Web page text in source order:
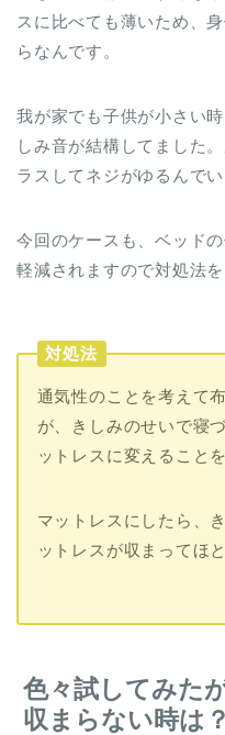
スに比べても薄いため、
らなんです。
我が家でも子供が小さい
しみ音が結構してました
ラスしてネジがゆるんで
今回のケースも、ベッド
軽減されますので対処法を
対処法
通気性のことを考えて
が、きしみのせいで寝
ットレスに変えること
マットレスにしたら、
ットレスが収まってほ
色々試してみた
収まらない時は？